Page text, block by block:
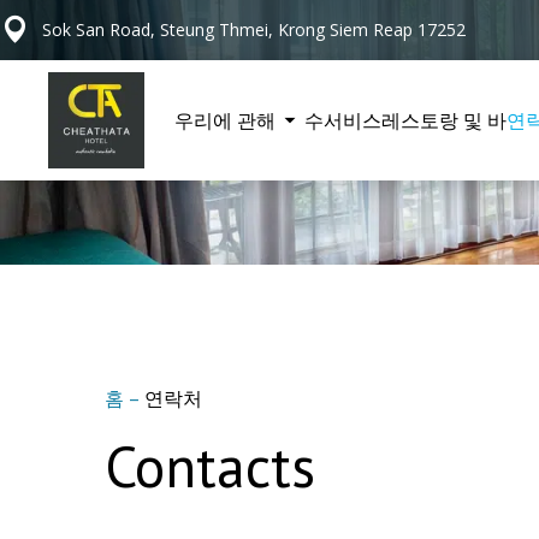
Sok San Road, Steung Thmei, Krong Siem Reap 17252
우리에 관해 수서비스레스토랑 및 바연
홈 – 연락처
Contacts